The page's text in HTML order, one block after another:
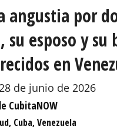
angustia por
su esposo y su
en
de junio de 2026
CubitaNOW
Cuba, Venezuela